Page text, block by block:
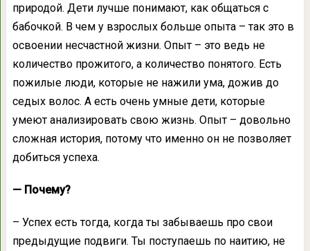
природой. Дети лучше понимают, как общаться с
бабочкой. В чем у взрослых больше опыта – так это в
освоении несчастной жизни. Опыт – это ведь не
количество прожитого, а количество понятого. Есть
пожилые люди, которые не нажили ума, дожив до
седых волос. А есть очень умные дети, которые
умеют анализировать свою жизнь. Опыт – довольно
сложная история, потому что именно он не позволяет
добиться успеха.
— Почему?
– Успех есть тогда, когда ты забываешь про свои
предыдущие подвиги. Ты поступаешь по наитию, не